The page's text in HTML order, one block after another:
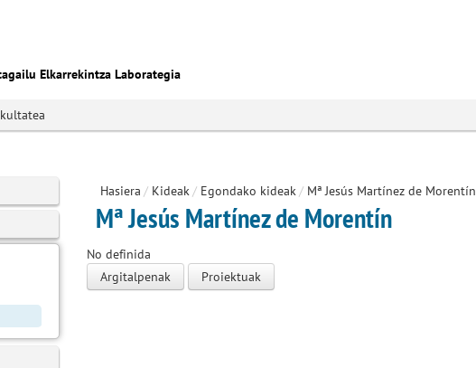
Elkarrekintza Laborategia
Hasiera / Kideak/ Egondako kideak/ Mª Jesús Martínez de Morentín
Mª Jesús Martínez de Morentín
No definida
Argitalpenak
Proiektuak